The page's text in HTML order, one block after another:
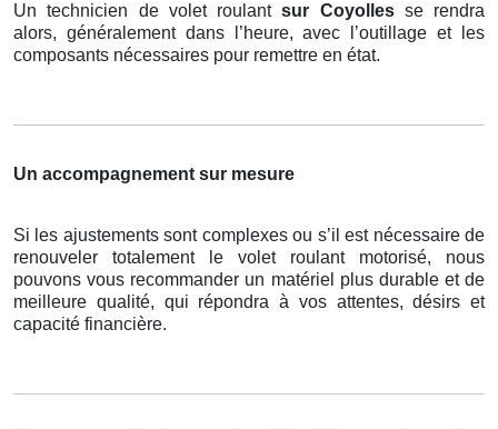
Un technicien de volet roulantsur Coyolles se rendra
alors, généralement dans l’heure, avec l’outillage et les
composants nécessaires pour remettre en état.
Un accompagnement sur mesure
Si les ajustements sont complexes ou s’il est nécessaire de
renouveler totalement le volet roulant motorisé, nous
pouvons vous recommander un matériel plus durable et de
meilleure qualité, qui répondra à vos attentes, désirs et
capacité financière.